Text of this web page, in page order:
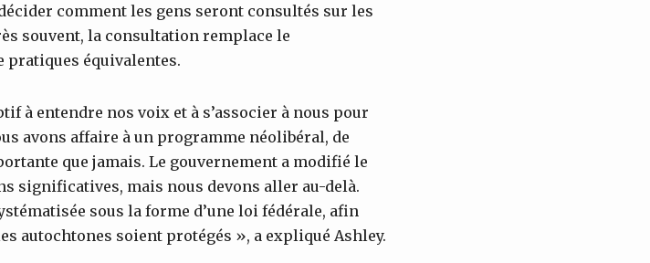
comment les gens seront consultés sur les
souvent, la consultation remplace le
pratiques équivalentes.
à entendre nos voix et à s’associer à nous pour
avons affaire à un programme néolibéral, de
que jamais. Le gouvernement a modifié le
significatives, mais nous devons aller au-delà.
sous la forme d’une loi fédérale, afin
autochtones soient protégés », a expliqué Ashley.